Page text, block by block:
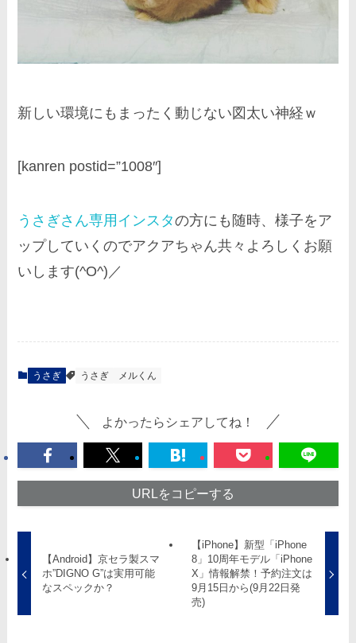
新しい環境にもまったく動じない図太い神経ｗ
[kanren postid=”1008″]
うさぎさん専用インスタの方にも随時、様子をア
ップしていくのでアクアちゃん共々よろしくお願
いします(^O^)／
うさぎ うさぎ メルくん
よかったらシェアしてね！
URLをコピーする
【Android】京セラ製スマ
ホ”DIGNO G”は実用可能
なスペックか？
【iPhone】新型「iPhone
8」10周年モデル「iPhone
X」情報解禁！予約注文は
9月15日から(9月22日発
売)